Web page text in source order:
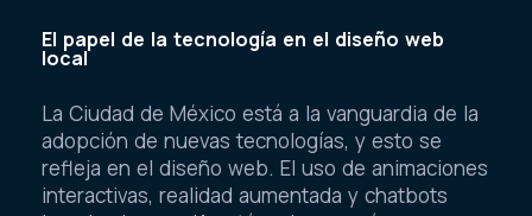
El papel de la tecnología en el diseño web
local
La Ciudad de México está a la vanguardia de la
adopción de nuevas tecnologías, y esto se
refleja en el diseño web. El uso de animaciones
interactivas, realidad aumentada y chatbots